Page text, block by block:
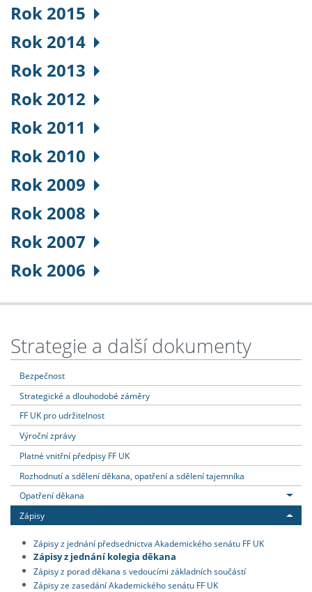
Rok 2015
Rok 2014
Rok 2013
Rok 2012
Rok 2011
Rok 2010
Rok 2009
Rok 2008
Rok 2007
Rok 2006
Strategie a další dokumenty
Bezpečnost
Strategické a dlouhodobé záměry
FF UK pro udržitelnost
Výroční zprávy
Platné vnitřní předpisy FF UK
Rozhodnutí a sdělení děkana, opatření a sdělení tajemníka
Opatření děkana
Zápisy
Zápisy z jednání předsednictva Akademického senátu FF UK
Zápisy z jednání kolegia děkana
Zápisy z porad děkana s vedoucími základních součástí
Zápisy ze zasedání Akademického senátu FF UK